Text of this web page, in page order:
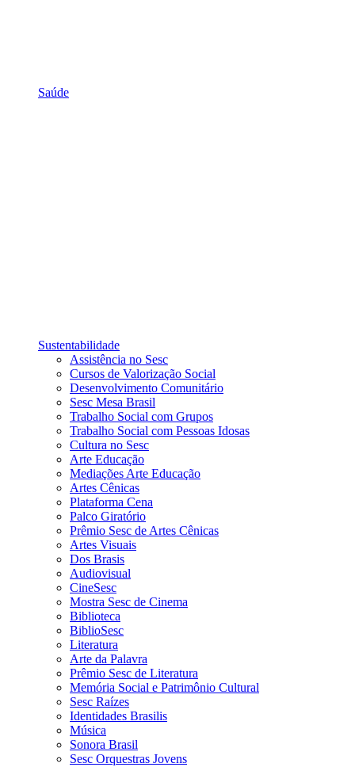
Saúde
Sustentabilidade
Assistência no Sesc
Cursos de Valorização Social
Desenvolvimento Comunitário
Sesc Mesa Brasil
Trabalho Social com Grupos
Trabalho Social com Pessoas Idosas
Cultura no Sesc
Arte Educação
Mediações Arte Educação
Artes Cênicas
Plataforma Cena
Palco Giratório
Prêmio Sesc de Artes Cênicas
Artes Visuais
Dos Brasis
Audiovisual
CineSesc
Mostra Sesc de Cinema
Biblioteca
BiblioSesc
Literatura
Arte da Palavra
Prêmio Sesc de Literatura
Memória Social e Patrimônio Cultural
Sesc Raízes
Identidades Brasilis
Música
Sonora Brasil
Sesc Orquestras Jovens